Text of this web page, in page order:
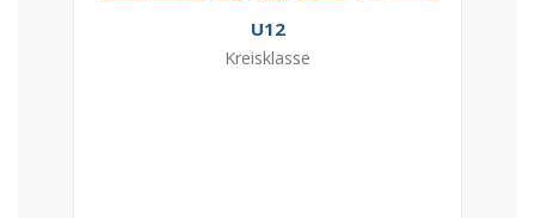
U12
Kreisklasse